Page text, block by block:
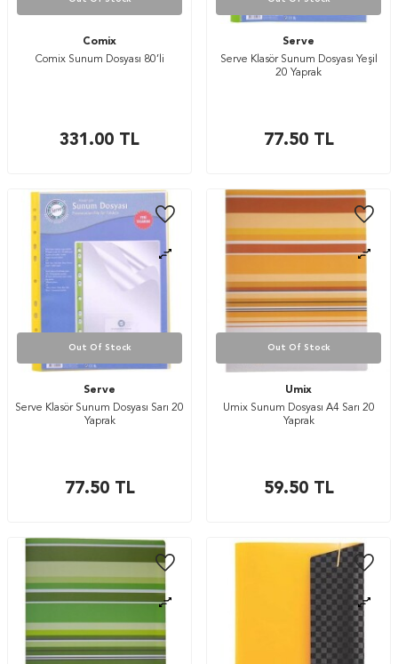
Comix
Comix Sunum Dosyası 80’li
331.00 TL
Serve
Serve Klasör Sunum Dosyası Yeşil
20 Yaprak
77.50TL
Out Of Stock
Serve
Serve Klasör Sunum Dosyası Sarı 20
Yaprak
77.50TL
Out Of Stock
Umix
Umix Sunum Dosyası A4 Sarı 20
Yaprak
59.50TL